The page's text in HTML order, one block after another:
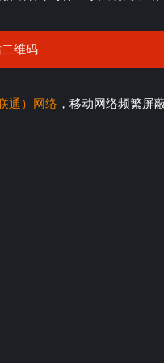
维码
通）网络 ，移动网络频繁屏